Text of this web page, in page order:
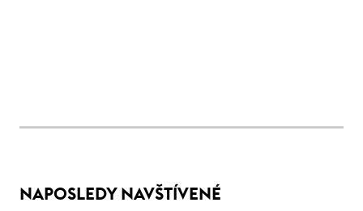
NAPOSLEDY NAVŠTÍVENÉ